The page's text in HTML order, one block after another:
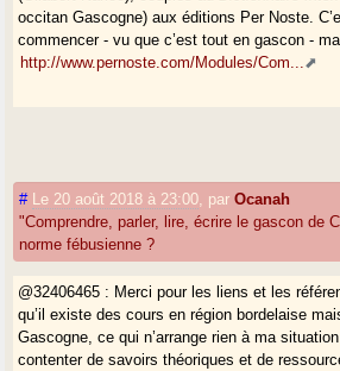
occitan Gascogne) aux éditions Per Noste.
commencer - vu que c’est tout en gascon -
http://www.pernoste.com/Modules/Com...
# Le 20 août 2018 à 23:00 parOcanah
"Comprendre, parler, lire, écrire le gascon de
norme fébusienne ?
@32406465 : Merci pour les liens et les
qu’il existe des cours en région bordelaise
Gascogne, ce qui n’arrange rien à ma
contenter de savoirs théoriques et de